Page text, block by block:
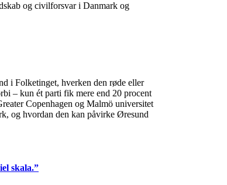
og civilforsvar i Danmark og
i Folketinget, hverken den røde eller
– kun ét parti fik mere end 20 procent
Copenhagen og Malmö universitet
og hvordan den kan påvirke Øresund
skala.”